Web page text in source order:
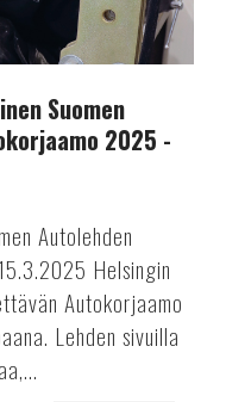
Suomen
2025 -
Autolehden
Helsingin
Autokorjaamo
Lehden sivuilla